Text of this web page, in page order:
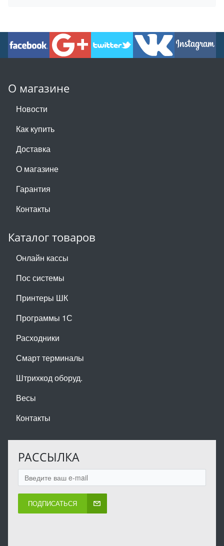
О магазине
Новости
Как купить
Доставка
О магазине
Гарантия
Контакты
Каталог товаров
Онлайн кассы
Пос системы
Принтеры ШК
Программы 1С
Расходники
Смарт терминалы
Штрихкод оборуд.
Весы
Контакты
РАССЫЛКА
ПОДПИСАТЬСЯ